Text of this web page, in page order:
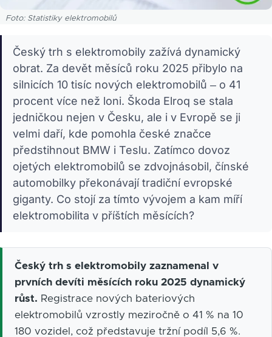
Foto: Statistiky elektromobilů
Český trh s elektromobily zažívá dynamický
obrat. Za devět měsíců roku 2025 přibylo na
silnicích 10 tisíc nových elektromobilů – o 41
procent více než loni. Škoda Elroq se stala
jedničkou nejen v Česku, ale i v Evropě se ji
velmi daří, kde pomohla české značce
předstihnout BMW i Teslu. Zatímco dovoz
ojetých elektromobilů se zdvojnásobil, čínské
automobilky překonávají tradiční evropské
giganty. Co stojí za tímto vývojem a kam míří
elektromobilita v příštích měsících?
Český trh s elektromobily zaznamenal v
prvních devíti měsících roku 2025 dynamický
růst. Registrace nových bateriových
elektromobilů vzrostly meziročně o 41 % na 10
180 vozidel, což představuje tržní podíl 5,6 %.